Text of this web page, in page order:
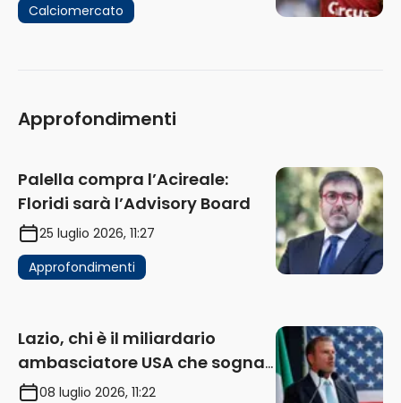
Calciomercato
Approfondimenti
Palella compra l’Acireale:
Floridi sarà l’Advisory Board
25 luglio 2026, 11:27
Approfondimenti
Lazio, chi è il miliardario
ambasciatore USA che sogna
di acquistare un club in Italia
08 luglio 2026, 11:22